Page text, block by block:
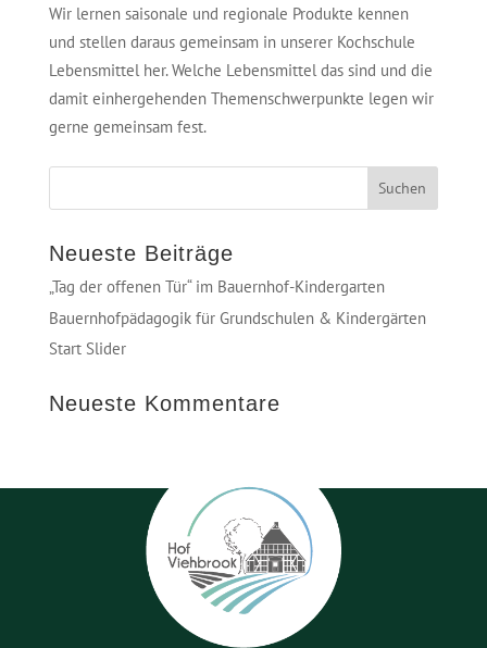
Wir lernen saisonale und regionale Produkte kennen
und stellen daraus gemeinsam in unserer Kochschule
Lebensmittel her. Welche Lebensmittel das sind und die
damit einhergehenden Themenschwerpunkte legen wir
gerne gemeinsam fest.
Neueste Beiträge
„Tag der offenen Tür“ im Bauernhof-Kindergarten
Bauernhofpädagogik für Grundschulen & Kindergärten
Start Slider
Neueste Kommentare